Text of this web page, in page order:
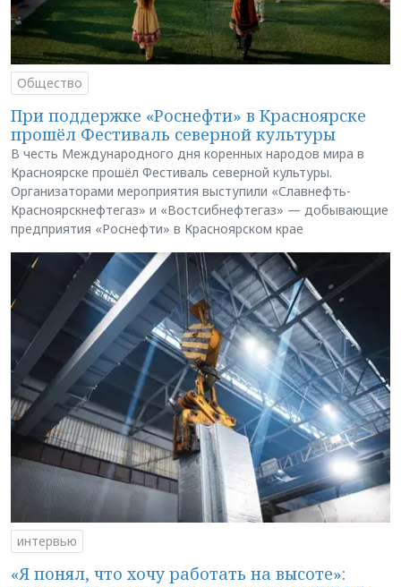
Общество
При поддержке «Роснефти» в Красноярске
прошёл Фестиваль северной культуры
В честь Международного дня коренных народов мира в
Красноярске прошёл Фестиваль северной культуры.
Организаторами мероприятия выступили «Славнефть-
Красноярскнефтегаз» и «Востсибнефтегаз» — добывающие
предприятия «Роснефти» в Красноярском крае
интервью
«Я понял, что хочу работать на высоте»: